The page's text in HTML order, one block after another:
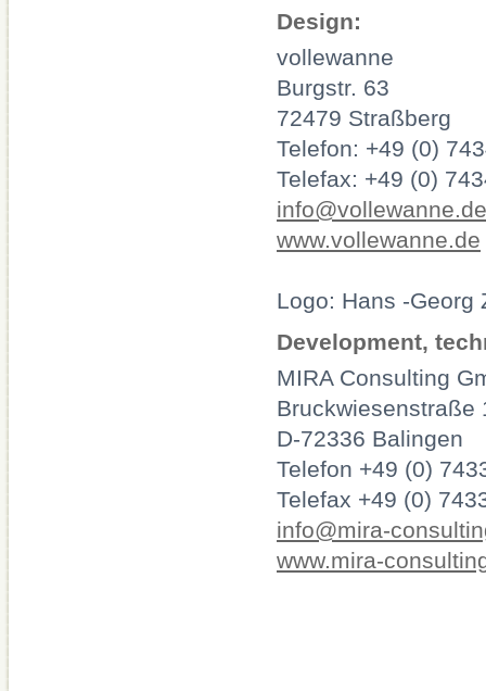
Design:
vollewanne
Burgstr. 63
72479 Straßberg
Telefon: +49 (0)
Telefax: +49 (0)
info@vollewanne.de
www.vollewanne.de
Logo: Hans -Georg
Development,
MIRA Consulting
Bruckwiesenstraße
D-72336 Balingen
Telefon +49 (0)
Telefax +49 (0)
info@mira-
www.mira-